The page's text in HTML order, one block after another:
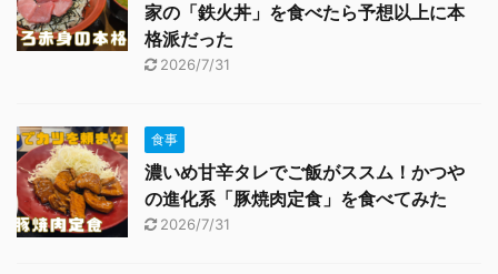
家の「鉄火丼」を食べたら予想以上に本
格派だった
2026/7/31
食事
濃いめ甘辛タレでご飯がススム！かつや
の進化系「豚焼肉定食」を食べてみた
2026/7/31